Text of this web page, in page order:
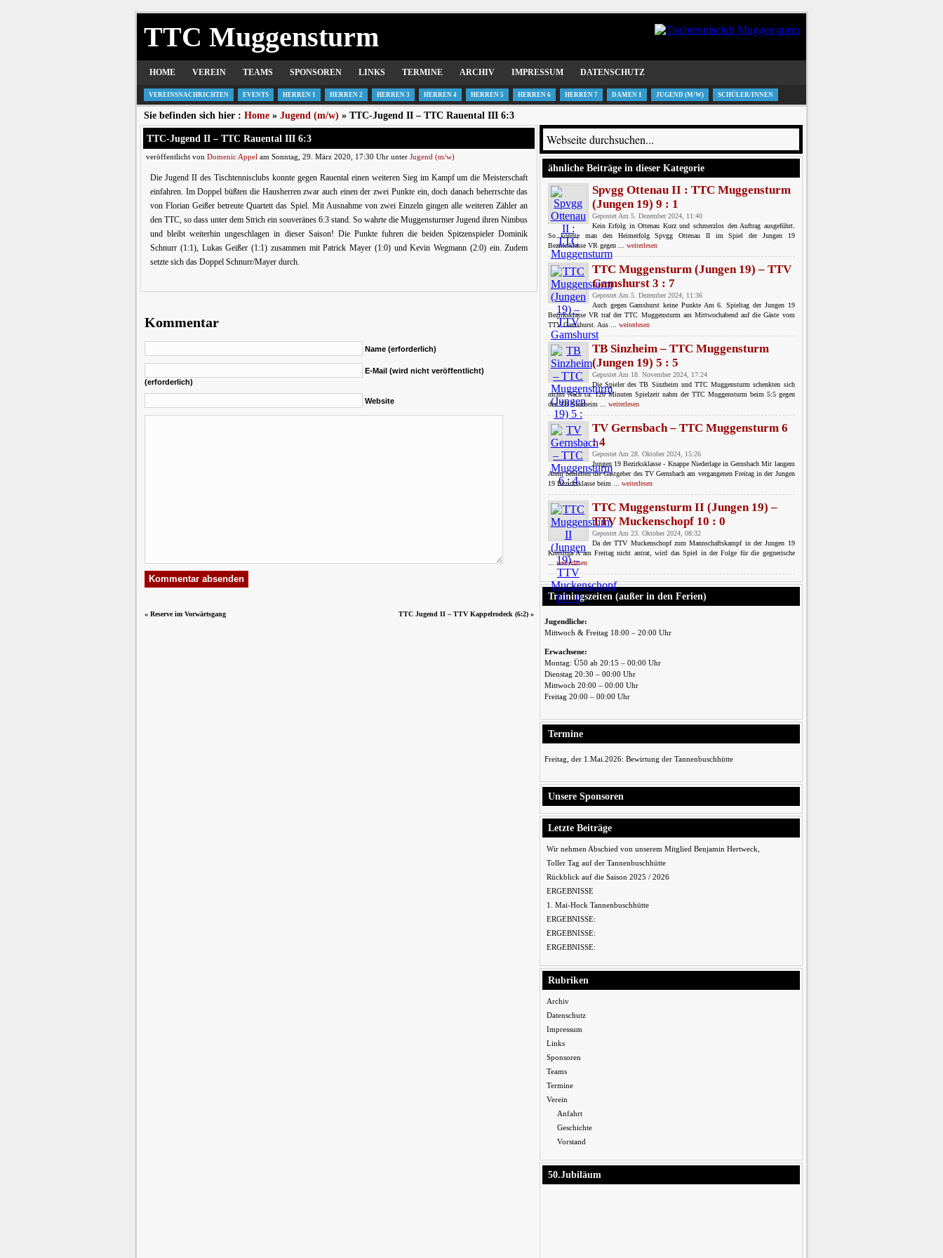
TTC Muggensturm
HOME VEREIN TEAMS SPONSOREN LINKS TERMINE ARCHIV IMPRESSUM DATENSCHUTZ
VEREINSNACHRICHTEN EVENTS HERREN 1 HERREN 2 HERREN 3 HERREN 4 HERREN 5 HERREN 6 HERREN 7 DAMEN 1 JUGEND (M/W) SCHÜLER/INNEN
Sie befinden sich hier : Home » Jugend (m/w) » TTC-Jugend II – TTC Rauental III 6:3
TTC-Jugend II – TTC Rauental III 6:3
veröffentlicht von Domenic Appel am Sonntag, 29. März 2020, 17:30 Uhr unter Jugend (m/w)
Die Jugend II des Tischtennisclubs konnte gegen Rauental einen weiteren Sieg im Kampf um die Meisterschaft
einfahren. Im Doppel büßten die Hausherren zwar auch einen der zwei Punkte ein, doch danach beherrschte das
von Florian Geißer betreute Quartett das Spiel. Mit Ausnahme von zwei Einzeln gingen alle weiteren Zähler an
den TTC, so dass unter dem Strich ein souveränes 6:3 stand. So wahrte die Muggensturmer Jugend ihren Nimbus
und bleibt weiterhin ungeschlagen in dieser Saison! Die Punkte fuhren die beiden Spitzenspieler Dominik
Schnurr (1:1), Lukas Geißer (1:1) zusammen mit Patrick Mayer (1:0) und Kevin Wegmann (2:0) ein. Zudem
setzte sich das Doppel Schnurr/Mayer durch.
Kommentar
Name (erforderlich)
E-Mail (wird nicht veröffentlicht)
(erforderlich)
Website
« Reserve im Vorwärtsgang TTC Jugend II – TTV Kappelrodeck (6:2)»
ähnliche Beiträge in dieser Kategorie
Spvgg Ottenau II : TTC Muggensturm
(Jungen 19) 9 : 1
Gepostet Am 5. Dezember 2024, 11:40
Kein Erfolg in Ottenau Kurz und schmerzlos den Auftrag ausgeführt.
So könnte man den Heimerfolg Spvgg Ottenau II im Spiel der Jungen 19
Bezirksklasse VR gegen ... weiterlesen
TTC Muggensturm (Jungen 19) – TTV
Gamshurst 3 : 7
Gepostet Am 5. Dezember 2024, 11:36
Auch gegen Gamshurst keine Punkte Am 6. Spieltag der Jungen 19
Bezirksklasse VR traf der TTC Muggensturm am Mittwochabend auf die Gäste vom
TTV Gamshurst. Aus ... weiterlesen
TB Sinzheim – TTC Muggensturm
(Jungen 19) 5 : 5
Gepostet Am 18. November 2024, 17:24
Die Spieler des TB Sinzheim und TTC Muggensturm schenkten sich
nichts Nach ca. 120 Minuten Spielzeit nahm der TTC Muggensturm beim 5:5 gegen
den TB Sinzheim ... weiterlesen
TV Gernsbach – TTC Muggensturm 6
: 4
Gepostet Am 28. Oktober 2024, 15:26
Jungen 19 Bezirksklasse - Knappe Niederlage in Gernsbach Mit langem
Atem behielten die Gastgeber des TV Gernsbach am vergangenen Freitag in der Jungen
19 Bezirksklasse beim ... weiterlesen
TTC Muggensturm II (Jungen 19) –
TTV Muckenschopf 10 : 0
Gepostet Am 23. Oktober 2024, 08:32
Da der TTV Muckenschopf zum Mannschaftskampf in der Jungen 19
Kreisliga A am Freitag nicht antrat, wird das Spiel in der Folge für die gegnerische
weiterlesen
Trainingszeiten (außer in den Ferien)
Jugendliche:
Mittwoch & Freitag 18:00 – 20:00 Uhr
Erwachsene:
Montag: Ü50 ab 20:15 – 00:00 Uhr
Dienstag 20:30 – 00:00 Uhr
Mittwoch 20:00 – 00:00 Uhr
Freitag 20:00 – 00:00 Uhr
Termine
Freitag, der 1.Mai.2026: Bewirtung der Tannenbuschhütte
Unsere Sponsoren
Letzte Beiträge
Wir nehmen Abschied von unserem Mitglied Benjamin Hertweck,
Toller Tag auf der Tannenbuschhütte
Rückblick auf die Saison 2025 / 2026
ERGEBNISSE
1. Mai-Hock Tannenbuschhütte
ERGEBNISSE:
ERGEBNISSE:
ERGEBNISSE:
Rubriken
Archiv
Datenschutz
Impressum
Links
Sponsoren
Teams
Termine
Verein
Anfahrt
Geschichte
Vorstand
50.Jubiläum